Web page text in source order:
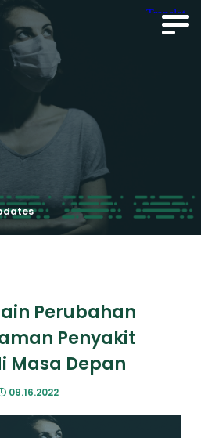
Perubahan
Penyakit
Masa Depan
09.16.2022